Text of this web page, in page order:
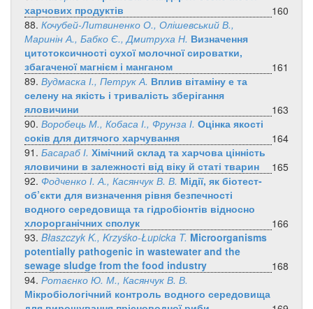
харчових продуктів
160
88. Кочубей-Литвиненко О., Олішевський В.,
Маринін А., Бабко Є., Дмитруха Н. Визначення
цитотоксичності сухої молочної сироватки,
збагаченої магнієм і манганом
161
89. Вудмаска І., Петрук А. Вплив вітаміну е та
селену на якість і тривалість зберігання
яловичини
163
90. Воробець М., Кобаса І., Фрунза І. Оцінка якості
соків для дитячого харчування
164
91. Басараб І. Хімічний склад та харчова цінність
яловичини в залежності від віку й статі тварин
165
92. Фодченко І. А., Касянчук В. В. Мідії, як біотест-
об’єкти для визначення рівня безпечності
водного середовища та гідробіонтів відносно
хлорорганічних сполук
166
93. Błaszczyk K., Krzyśko-Łupicka T. Microorganisms
potentially pathogenic in wastewater and the
sewage sludge from the food industry
168
94. Ротаєнко Ю. М., Касянчук В. В.
Мікробіологічний контроль водного середовища